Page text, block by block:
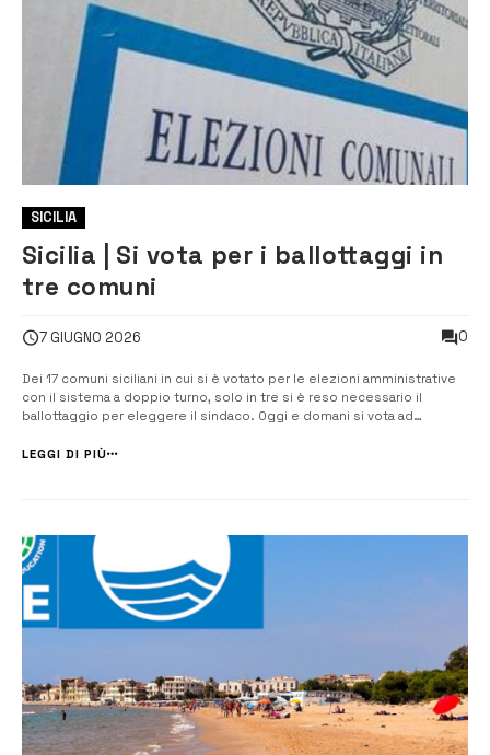
SICILIA
Sicilia | Si vota per i ballottaggi in
tre comuni
7 GIUGNO 2026 0
Dei 17 comuni siciliani in cui si è votato per le elezioni amministrative
con il sistema a doppio turno, solo in tre si è reso necessario il
ballottaggio per eleggere il sindaco. Oggi e domani si vota ad
meno rispetto alla stessa […]
LEGGI DI PIÙ